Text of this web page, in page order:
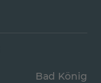
Bad König